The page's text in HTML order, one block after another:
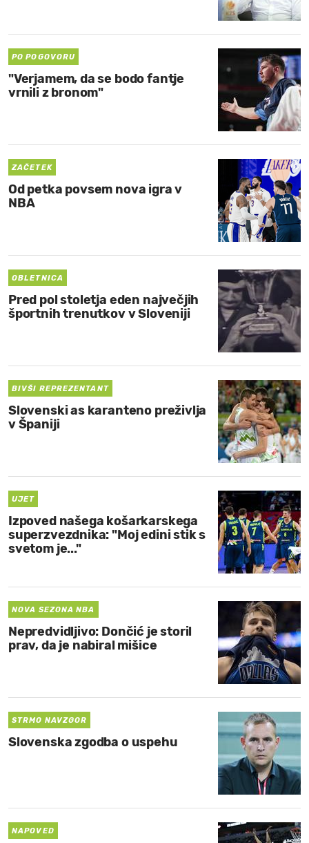
MOJ
PO POGOVORU
"Verjamem, da se bodo fantje
vrnili z bronom"
ZAČETEK
Od petka povsem nova igra v
NBA
OBLETNICA
Pred pol stoletja eden največjih
športnih trenutkov v Sloveniji
BIVŠI REPREZENTANT
Slovenski as karanteno preživlja
v Španiji
UJET
Izpoved našega košarkarskega
superzvezdnika: "Moj edini stik s
svetom je..."
NOVA SEZONA NBA
Nepredvidljivo: Dončić je storil
prav, da je nabiral mišice
STRMO NAVZGOR
Slovenska zgodba o uspehu
NAPOVED